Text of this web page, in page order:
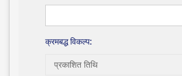
क्रमबद्ध विकल्प: